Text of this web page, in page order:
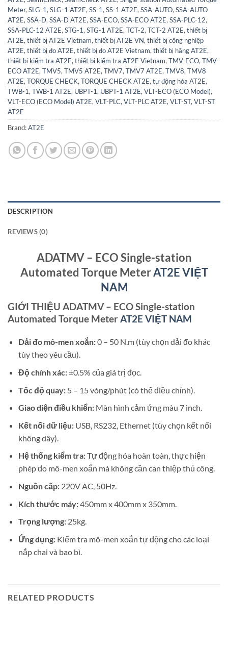
Meter,SLG-1,SLG-1 AT2E,SS-1,SS-1 AT2E,SSA-AUTO,SSA-AUTO
AT2E,SSA-D,SSA-D AT2E,SSA-ECO,SSA-ECO AT2E,SSA-PLC-12,
SSA-PLC-12 AT2E,STG-1,STG-1 AT2E,TCT-2,TCT-2 AT2E,thiết bị
AT2E,thiết bị AT2E Vietnam,thiết bị AT2E VN,thiết bị công nghiệp
AT2E,thiết bị đo AT2E,thiết bị đo AT2E Vietnam,thiết bị hãng AT2E,
thiết bị kiểm tra AT2E,thiết bị kiểm tra AT2E Vietnam,TMV-ECO,TMV-
ECO AT2E,TMV5,TMV5 AT2E,TMV7,TMV7 AT2E,TMV8,TMV8
AT2E,TORQUE CHECK,TORQUE CHECK AT2E,tự động hóa AT2E,
TWB-1,TWB-1 AT2E, UBPT-1, UBPT-1 AT2E,VLT-ECO (ECO Model),
VLT-ECO (ECO Model) AT2E,VLT-PLC,VLT-PLC AT2E,VLT-ST,VLT-ST
AT2E
Brand:AT2E
DESCRIPTION
REVIEWS (0)
ADATMV – ECO Single-station
Automated Torque MeterAT2E VIỆT
NAM
GIỚI THIỆU ADATMV – ECO Single-station
Automated Torque Meter AT2E VIỆT NAM
Dải đo mô-men xoắn:0 – 50 N.m (tùy chọn dải đo khác
tùy theo yêu cầu).
Độ chính xác:±0.5% của giá trị đọc.
Tốc độ quay:5 – 15 vòng/phút (có thể điều chỉnh).
Giao diện điều khiển:Màn hình cảm ứng màu 7 inch.
Kết nối dữ liệu:USB, RS232, Ethernet (tùy chọn kết nối
không dây).
Hệ thống kiểm tra:Tự động hóa hoàn toàn, thực hiện
phép đo mô-men xoắn mà không cần can thiệp thủ công.
Nguồn cấp:220V AC, 50Hz.
Kích thước máy:450mm x 400mm x 350mm.
Trọng lượng:25kg.
Ứng dụng:Kiểm tra mô-men xoắn tự động cho các loại
nắp chai và bao bì.
RELATED PRODUCTS